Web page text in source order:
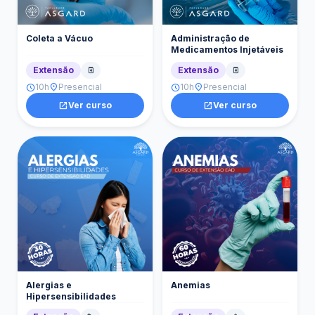
Coleta a Vácuo
Extensão medication
schedule10hlocation_on Presencial
open_in_newVer curso
Administração de
Medicamentos Injetáveis
Extensão
medication
schedule10hlocation_on Presencial
open_in_newVer curso
Alergias e
Hipersensibilidades
Anemias